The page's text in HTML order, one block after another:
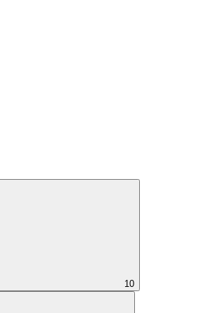
10